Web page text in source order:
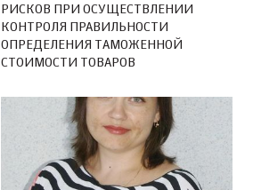
РИСКОВ ПРИ ОСУЩЕСТВЛЕНИИ
КОНТРОЛЯ ПРАВИЛЬНОСТИ
ОПРЕДЕЛЕНИЯ ТАМОЖЕННОЙ
СТОИМОСТИ ТОВАРОВ